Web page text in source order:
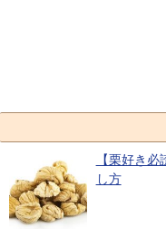
【栗好き
し方